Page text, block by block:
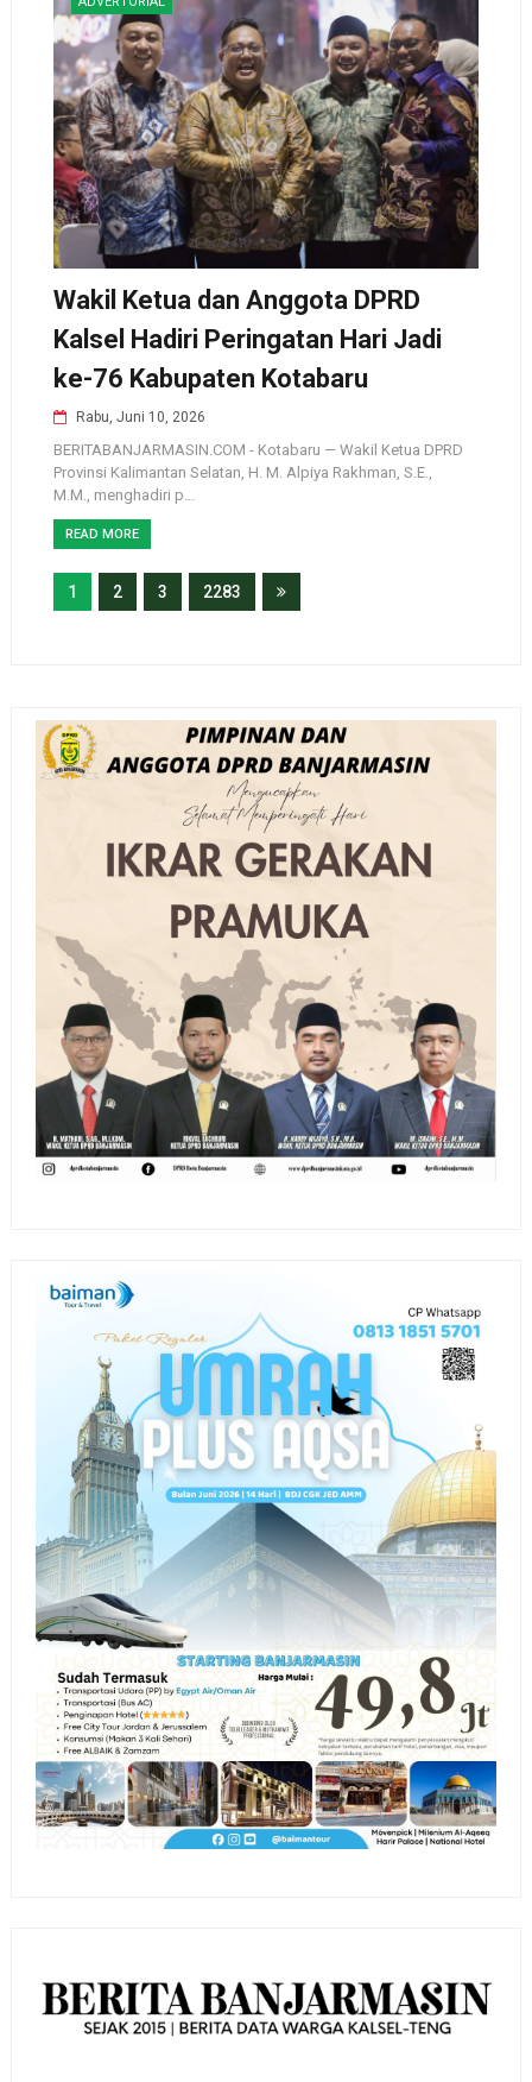
Wakil Ketua dan Anggota DPRD
Kalsel Hadiri Peringatan Hari Jadi
ke-76 Kabupaten Kotabaru
Rabu, Juni 10, 2026
BERITABANJARMASIN.COM - Kotabaru — Wakil Ketua DPRD
Provinsi Kalimantan Selatan, H. M. Alpiya Rakhman, S.E.,
M.M., menghadiri p...
READ MORE
1 2 3 2283